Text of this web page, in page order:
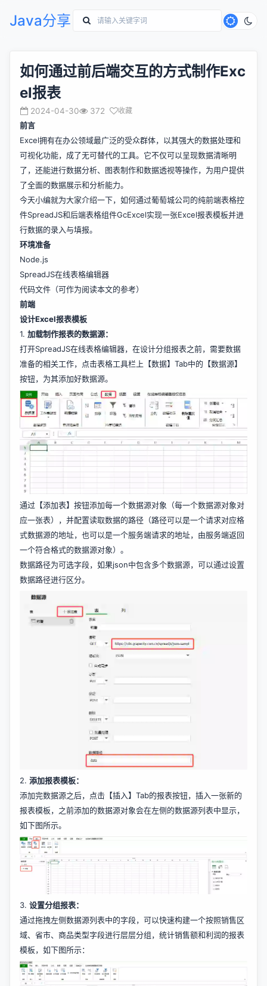
Java分享
如何通过前后端交互的方式制作Exc
el报表
2024-04-30 372 收藏
前言
Excel拥有在办公领域最广泛的受众群体，以其强大的数据处理和
可视化功能，成了无可替代的工具。它不仅可以呈现数据清晰明
了，还能进行数据分析、图表制作和数据透视等操作，为用户提供
了全面的数据展示和分析能力。
今天小编就为大家介绍一下，如何通过葡萄城公司的纯前端表格控
件SpreadJS和后端表格组件GcExcel实现一张Excel报表模板并进
行数据的录入与填报。
环境准备
Node.js
SpreadJS在线表格编辑器
代码文件（可作为阅读本文的参考）
前端
设计Excel报表模板
1. 加载制作报表的数据源：
打开SpreadJS在线表格编辑器，在设计分组报表之前，需要数据
准备的相关工作，点击表格工具栏上【数据】Tab中的【数据源】
按钮，为其添加好数据源。
通过【添加表】按钮添加每一个数据源对象（每一个数据源对象对
应一张表），并配置读取数据的路径（路径可以是一个请求对应格
式数据源的地址，也可以是一个服务端请求的地址，由服务端返回
一个符合格式的数据源对象）。
数据路径为可选字段，如果json中包含多个数据源，可以通过设置
数据路径进行区分。
2. 添加报表模板：
添加完数据源之后，点击【插入】Tab的报表按钮，插入一张新的
报表模板，之前添加的数据源对象会在左侧的数据源列表中显示，
如下图所示。
3. 设置分组报表：
通过拖拽左侧数据源列表中的字段，可以快速构建一个按照销售区
域、省市、商品类型字段进行层层分组，统计销售额和利润的报表
模板，如下图所示：